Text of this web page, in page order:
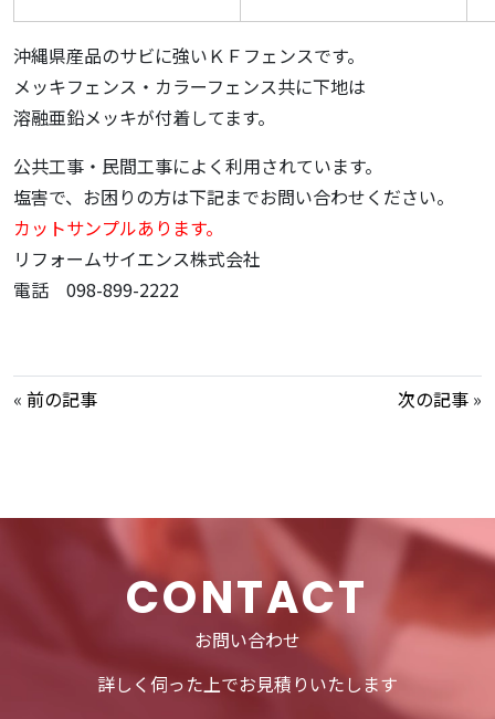
沖縄県産品のサビに強いＫＦフェンスです。
メッキフェンス・カラーフェンス共に下地は
溶融亜鉛メッキが付着してます。
公共工事・民間工事によく利用されています。
塩害で、お困りの方は下記までお問い合わせください。
カットサンプルあります。
リフォームサイエンス株式会社
電話 098-899-2222
« 前の記事 次の記事 »
CONTACT
お問い合わせ
詳しく伺った上でお見積りいたします